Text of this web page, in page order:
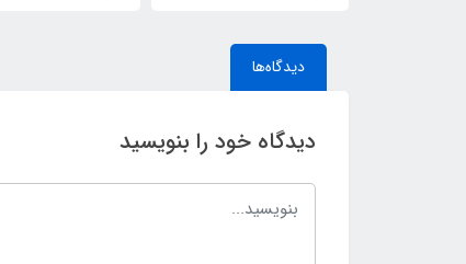
دیدگاه‌ها
دیدگاه خود را بنویسید